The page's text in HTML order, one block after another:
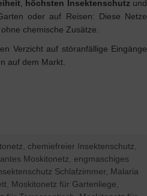
, höchsten Insektenschutz und
oder auf Reisen: Diese Netze
chemische Zusätze.
Verzicht auf störanfällige Eingänge
auf dem Markt.
chemiefreier Insektenschutz
Moskitonetz
engmaschiges
Schlafzimmer, Malaria
, Moskitonetz für Gartenliege